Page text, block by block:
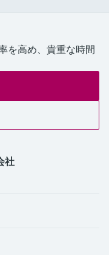
を高め、貴重な時間
社